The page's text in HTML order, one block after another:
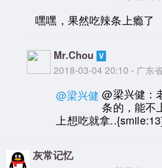
嘿嘿，果然吃辣条上瘾了
Mr.Chou
2018-03-04 20:10 - 广东
@梁兴健 @梁兴健：
条的，能不
上想吃就拿
灰常记忆